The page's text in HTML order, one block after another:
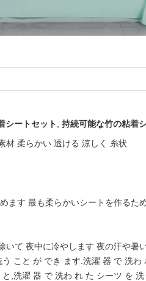
シートセット 持続可能な竹の粘着
材 柔らかい 透ける 涼しく 糸状
ます 最も柔らかいシートを作るた
いて 夜中に冷やします 夜の汗や暑
こと が でき ます.洗濯 器 で 洗
,洗濯 器 で 洗わ れ た シーツ を